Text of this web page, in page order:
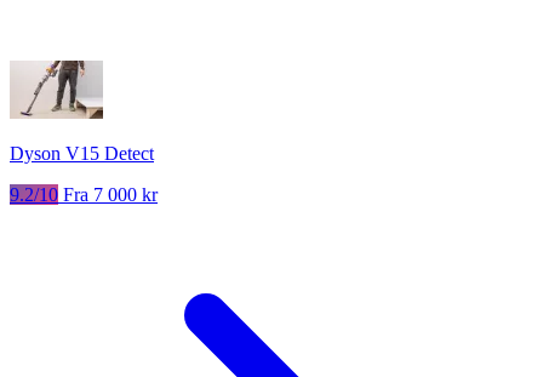
Dyson V15 Detect
9.2/10 Fra 7 000 kr